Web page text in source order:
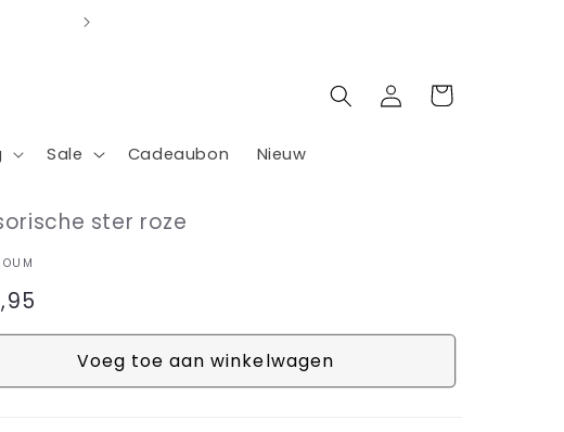
Sale Cadeaubon Nieuw
Inloggen
Winkelwagen
ster roze
Voeg toe aan winkelwagen